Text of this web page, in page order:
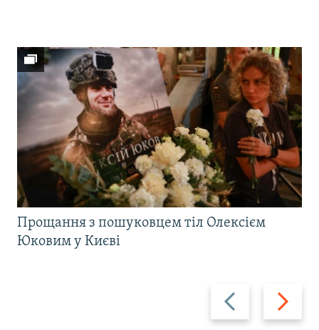
Назад Вперед
Прощання з пошуковцем тіл Олексієм
Юковим у Києві